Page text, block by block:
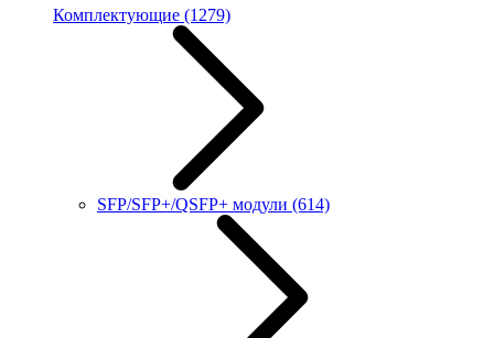
Комплектующие (1279)
SFP/SFP+/QSFP+ модули (614)